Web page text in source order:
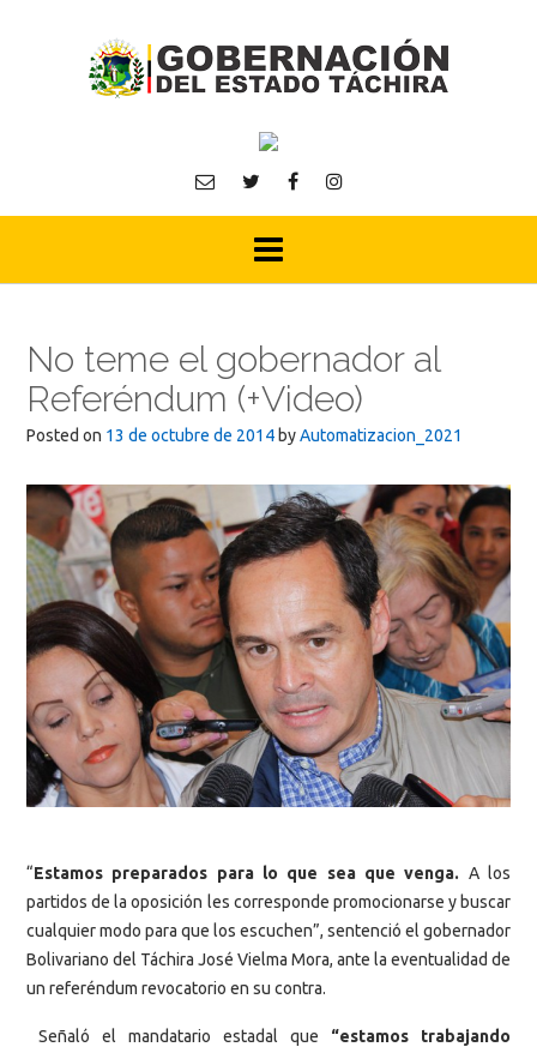
No teme el gobernador al
Referéndum (+Video)
Posted on 13 de octubre de 2014 byAutomatizacion_2021
“Estamos preparados para lo que sea que venga. A los
partidos de la oposición les corresponde promocionarse y buscar
cualquier modo para que los escuchen”, sentenció el gobernador
Bolivariano del Táchira José Vielma Mora, ante la eventualidad de
un referéndum revocatorio en su contra.
Señaló el mandatario estadal que “estamos trabajando